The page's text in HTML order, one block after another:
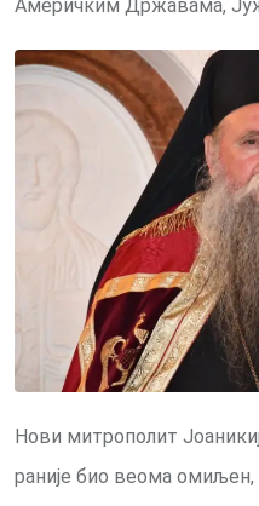
Америчким Државама,
Нови митрополит
раније био веома омиљен,